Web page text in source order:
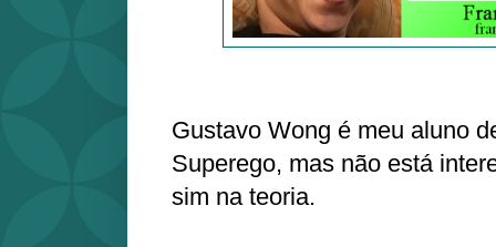
Gustavo Wong é meu aluno
Superego, mas não está
sim na teoria.